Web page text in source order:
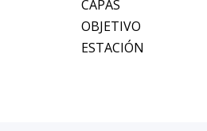
CAPAS
OBJETIVO
ESTACIÓN